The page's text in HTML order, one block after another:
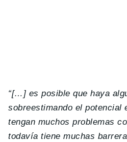
“[…] es posible que haya
sobreestimando el potencial
tengan muchos problemas
todavía tiene muchas